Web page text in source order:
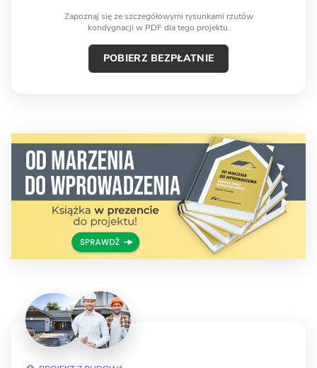
Zapoznaj się ze szczegółowymi rysunkami rzutów
kondygnacji w PDF dla tego projektu.
POBIERZ BEZPŁATNIE